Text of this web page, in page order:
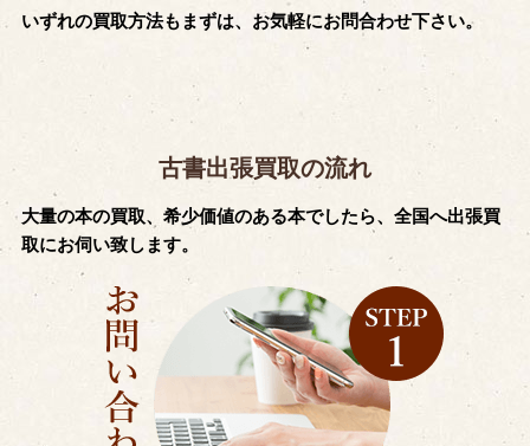
いずれの買取方法もまずは、お気軽にお問合わせ下さい。
古書出張買取の流れ
大量の本の買取、希少価値のある本でしたら、全国へ出張買
取にお伺い致します。